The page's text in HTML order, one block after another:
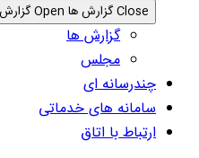
Close گزارش ها Open گزارش ها
گزارش ها
مجلس
چندرسانه ای
سامانه های خدماتی
ارتباط با اتاق